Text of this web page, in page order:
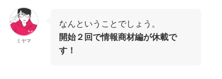
ミヤマ
なんということでしょう。
開始２回で情報商材編が休載で
す！